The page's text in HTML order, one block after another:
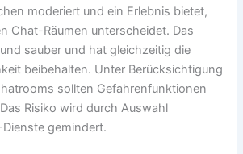
moderiert und ein Erlebnis bietet,
Chat-Räumen unterscheidet. Das
sauber und hat gleichzeitig die
beibehalten. Unter Berücksichtigung
sollten Gefahrenfunktionen
Risiko wird durch Auswahl
gemindert.